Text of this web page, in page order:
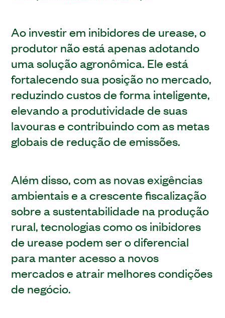
Ao investir em inibidores de urease, o
produtor não está apenas adotando
uma solução agronômica. Ele está
fortalecendo sua posição no mercado,
reduzindo custos de forma inteligente,
elevando a produtividade de suas
lavouras e contribuindo com as metas
globais de redução de emissões.
Além disso, com as novas exigências
ambientais e a crescente fiscalização
sobre a sustentabilidade na produção
rural, tecnologias como os inibidores
de urease podem ser o diferencial
para manter acesso a novos
mercados e atrair melhores condições
de negócio.